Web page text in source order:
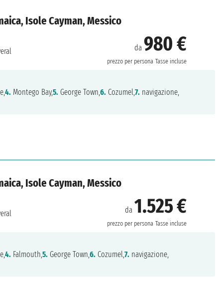
Isole Cayman, Messico
da 980 €
prezzo per persona Tasse incluse
4. Montego Bay,5. George Town,6. Cozumel,7. navigazione,
Isole Cayman, Messico
da 1.525 €
prezzo per persona Tasse incluse
4. Falmouth,5. George Town,6. Cozumel,7. navigazione,